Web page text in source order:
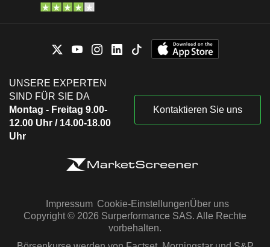
UNSERE EXPERTEN
SIND FÜR SIE DA
Montag - Freitag 9.00-
12.00 Uhr / 14.00-18.00
Uhr
Kontaktieren Sie uns
Impressum Cookie-EinstellungenÜber uns
Copyright © 2026 Surperformance SAS. Alle Rechte
vorbehalten.